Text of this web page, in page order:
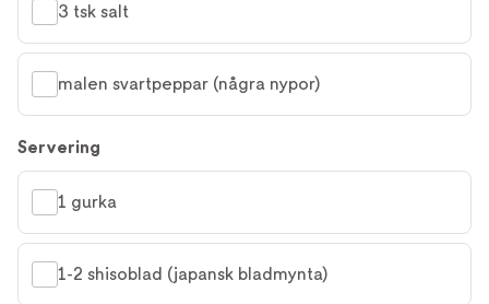
3 tsk salt
malen svartpeppar (några nypor)
Servering
1 gurka
1-2 shisoblad (japansk bladmynta)